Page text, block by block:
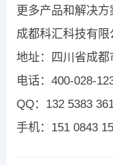
更多产品和解决方
成都科汇科技有限
地址：四川省成
电话：400-028-
QQ：132 5383
手机：151 0843